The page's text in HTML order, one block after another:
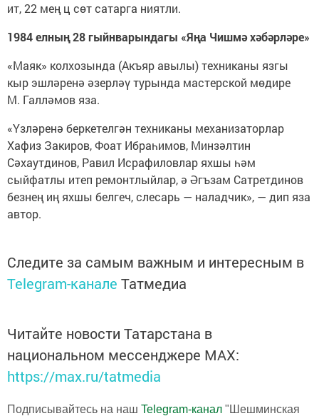
ит, 22 мең ц сөт сатарга ниятли.
1984 елның 28 гыйнварындагы «Яңа Чишмә хәбәрләре»
«Маяк» колхозында (Акъяр авылы) техниканы язгы
кыр эшләренә әзерләү турында мастерской мөдире
М. Галләмов яза.
«Үзләренә беркетелгән техниканы механизаторлар
Хафиз Закиров, Фоат Ибраһимов, Минзәлтин
Сәхаутдинов, Равил Исрафиловлар яхшы һәм
сыйфатлы итеп ремонтлыйлар, ә Әгъзам Сатретдинов
безнең иң яхшы белгеч, слесарь — наладчик», — дип яза
автор.
Следите за самым важным и интересным в
Telegram-канале Татмедиа
Читайте новости Татарстана в
национальном мессенджере MАХ:
https://max.ru/tatmedia
Подписывайтесь на наш Telegram-канал "Шешминская